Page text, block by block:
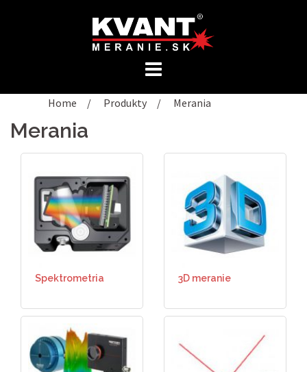
Home / Produkty / Merania
Merania
Spektrometria 3D meranie